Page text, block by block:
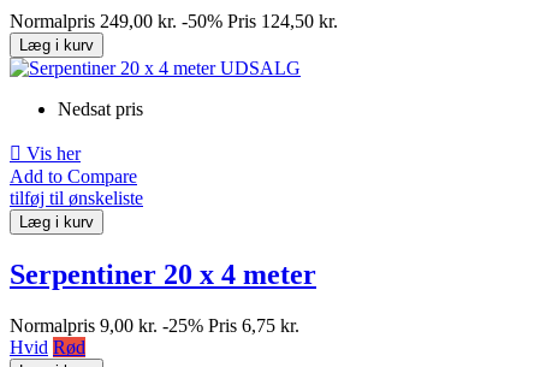
Normalpris 249,00 kr. -50% Pris 124,50 kr.
Læg i kurv
Nedsat pris
 Vis her
Add to Compare
tilføj til ønskeliste
Læg i kurv
Serpentiner 20 x 4 meter
Normalpris 9,00 kr. -25% Pris 6,75 kr.
Hvid Rød